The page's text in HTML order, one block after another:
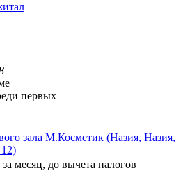
первых
зала М.Косметик (Назия, Назия,
за месяц, до вычета налогов